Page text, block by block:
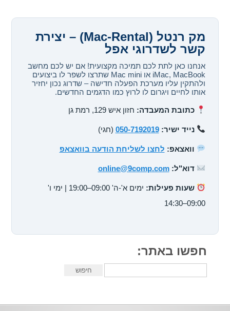
מק רנטל (Mac-Rental) – יצירת
קשר לשדרוגי אפל
אנחנו כאן לתת לכם תמיכה מקצועית! אם יש לכם מחשב
iMac, MacBook או Mac mini שתרצו לשפר לו ביצועים
ולהתקין עליו מערכת הפעלה חדישה – שדרוג נכון יחזיר
אותו לחיים ויגרום לו לרוץ כמו הדגמים החדשים.
כתובת המעבדה: חזון איש 129, רמת גן
נייד ישיר: 050-7192019 (חגי)
וואצאפ: לחצו לשליחת הודעה בוואצאפ
דוא"ל: online@9comp.com
שעות פעילות:
ימים א'-ה' 09:00–19:00 | ימי ו'
09:00–14:30
חפשו באתר: